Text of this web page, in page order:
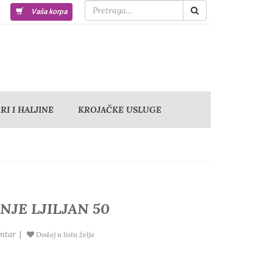
Vaša korpa
I HALJINE KROJAČKE USLUGE
LJILJAN 50
| Dodaj u listu želja